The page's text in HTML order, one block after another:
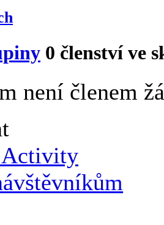
0 členství ve
není členem
Activity